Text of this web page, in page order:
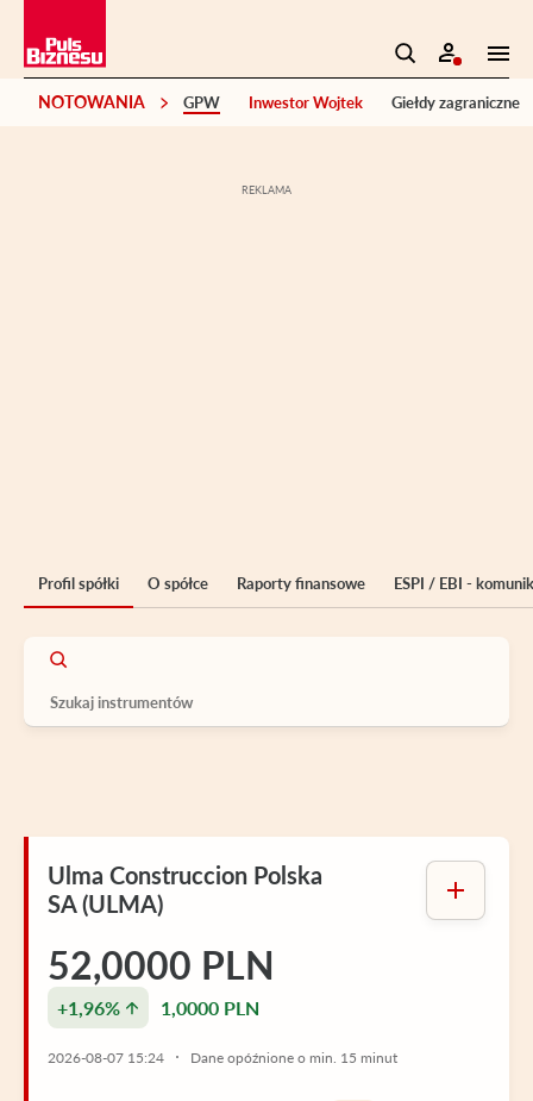
NOTOWANIA GPW Inwestor Wojtek Giełdy zagraniczne
Profil spółki O spółce Raporty finansowe ESPI / EBI -
Ulma Construccion Polska
SA (ULMA)
52,0000 PLN
+1,96% 1,0000 PLN
2026-08-07 15:24 Dane opóźnione o min. 15 minut